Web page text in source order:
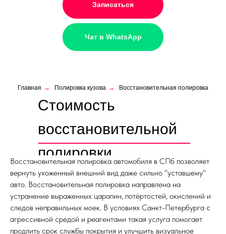
Записаться
Чат в WhatsApp
Главная → Полировка кузова → Восстановительная полировка
Стоимость
восстановительной
полировки
Восстановительная полировка автомобиля в СПб позволяет
вернуть ухоженный внешний вид даже сильно "уставшему"
авто. Восстановительная полировка направлена на
устранение выраженных царапин, потёртостей, окислений и
следов неправильных моек. В условиях Санкт-Петербурга с
агрессивной средой и реагентами такая услуга помогает
продлить срок службы покрытия и улучшить визуальное